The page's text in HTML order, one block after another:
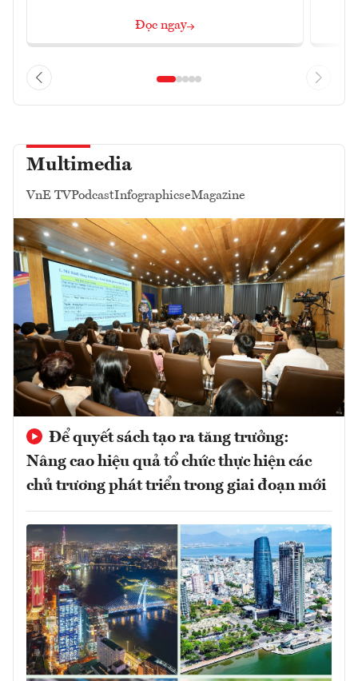
Đọc ngay
Multimedia
VnE TVPodcastInfographicseMagazine
Để quyết sách tạo ra tăng trưởng:
Nâng cao hiệu quả tổ chức thực hiện các
chủ trương phát triển trong giai đoạn mới